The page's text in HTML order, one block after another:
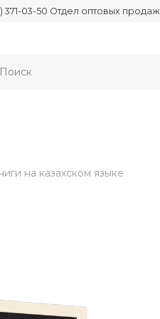
371-03-50 Отдел оптовых продаж
на казахском языке